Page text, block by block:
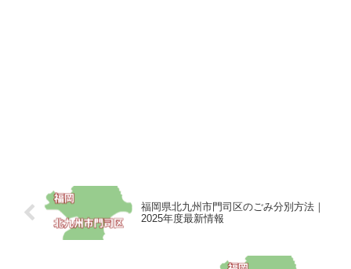
福岡県北九州市門司区のごみ分別方法｜
2025年度最新情報